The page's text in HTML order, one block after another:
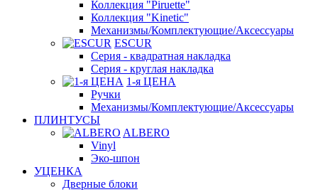
Коллекция "Piruette"
Коллекция "Kinetic"
Механизмы/Комплектующие/Аксессуары
ESCUR
Серия - квадратная накладка
Серия - круглая накладка
1-я ЦЕНА
Ручки
Механизмы/Комплектующие/Аксессуары
ПЛИНТУСЫ
ALBERO
Vinyl
Эко-шпон
УЦЕНКА
Дверные блоки